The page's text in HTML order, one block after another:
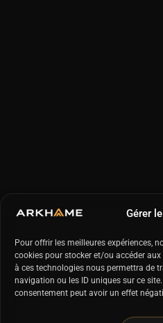
Gérer
Pour offrir les meilleures expériences,
cookies pour stocker et/ou accéder
à ces technologies nous permettra de
navigation ou les ID uniques sur ce
consentement peut avoir un effet